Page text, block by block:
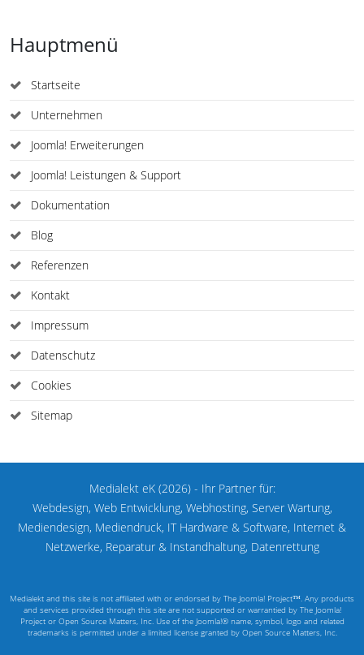
Hauptmenü
Startseite
Unternehmen
Joomla! Erweiterungen
Joomla! Leistungen & Support
Dokumentation
Blog
Referenzen
Kontakt
Impressum
Datenschutz
Cookies
Sitemap
Medialekt eK (2026) - Ihr Partner für:
Webdesign, Web Entwicklung, Webhosting, Server Wartung,
Mediendesign, Mediendruck, IT Hardware & Software, Internet &
Netzwerke, Reparatur & Instandhaltung, Datenrettung
Medialekt and this site is not affiliated with or endorsed by The Joomla! Project™. Any products
and services provided through this site are not supported or warrantied by The Joomla!
Project or Open Source Matters, Inc. Use of the Joomla!® name, symbol, logo and related
trademarks is permitted under a limited license granted by Open Source Matters, Inc.